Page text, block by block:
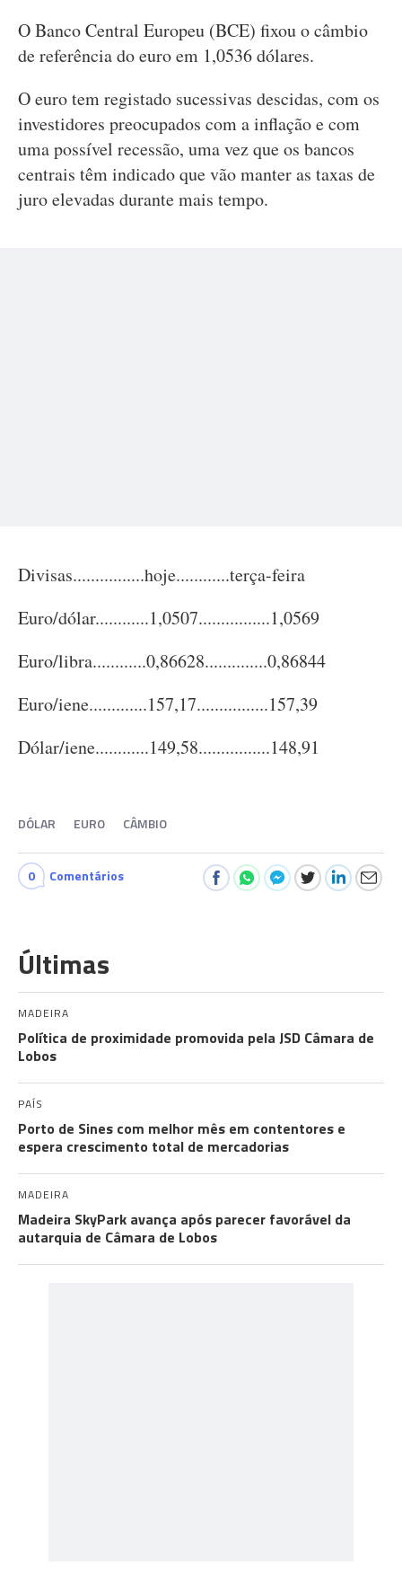
O Banco Central Europeu (BCE) fixou o câmbio
de referência do euro em 1,0536 dólares.
O euro tem registado sucessivas descidas, com os
investidores preocupados com a inflação e com
uma possível recessão, uma vez que os bancos
centrais têm indicado que vão manter as taxas de
juro elevadas durante mais tempo.
Divisas................hoje............terça-feira
Euro/dólar............1,0507................1,0569
Euro/libra............0,86628..............0,86844
Euro/iene.............157,17................157,39
Dólar/iene............149,58................148,91
DÓLAR EURO CÂMBIO
0 Comentários
Últimas
MADEIRA
Política de proximidade promovida pela JSD Câmara de
Lobos
PAÍS
Porto de Sines com melhor mês em contentores e
espera crescimento total de mercadorias
MADEIRA
Madeira SkyPark avança após parecer favorável da
autarquia de Câmara de Lobos